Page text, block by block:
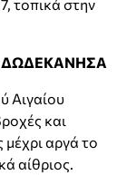
τοπικά στην
ΔΩΔΕΚΑΝΗΣΑ
Αιγαίου
και
μέχρι αργά το
αίθριος.